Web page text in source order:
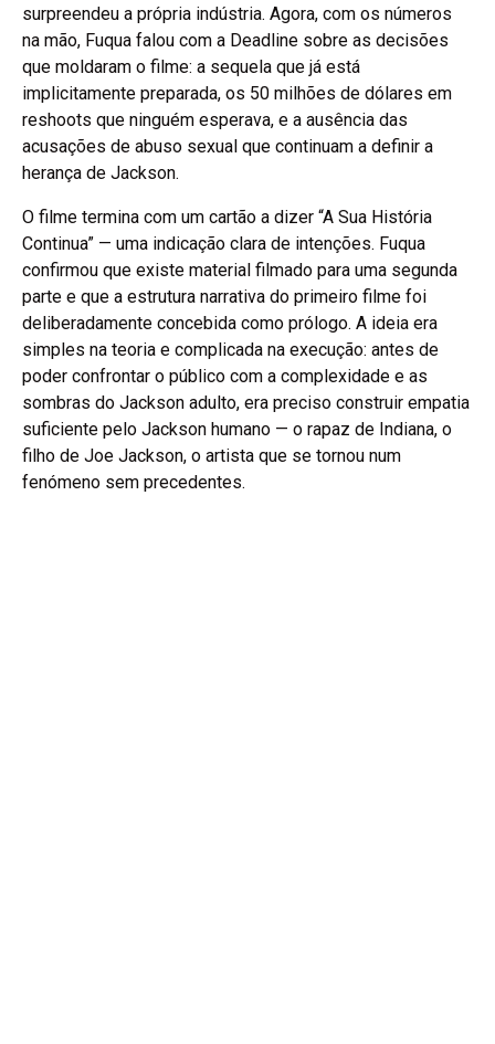
surpreendeu a própria indústria. Agora, com os números
na mão, Fuqua falou com a Deadline sobre as decisões
que moldaram o filme: a sequela que já está
implicitamente preparada, os 50 milhões de dólares em
reshoots que ninguém esperava, e a ausência das
acusações de abuso sexual que continuam a definir a
herança de Jackson.
O filme termina com um cartão a dizer “A Sua História
Continua” — uma indicação clara de intenções. Fuqua
confirmou que existe material filmado para uma segunda
parte e que a estrutura narrativa do primeiro filme foi
deliberadamente concebida como prólogo. A ideia era
simples na teoria e complicada na execução: antes de
poder confrontar o público com a complexidade e as
sombras do Jackson adulto, era preciso construir empatia
suficiente pelo Jackson humano — o rapaz de Indiana, o
filho de Joe Jackson, o artista que se tornou num
fenómeno sem precedentes.